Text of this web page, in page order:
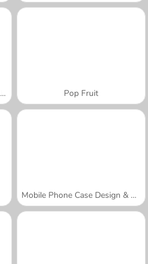
Tarte Tatin : École de cuisine de Sara Pop Fruit
Mobile Phone Case Design & DIY